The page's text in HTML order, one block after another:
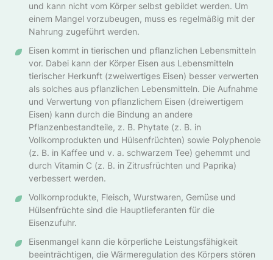
und kann nicht vom Körper selbst gebildet werden. Um
einem Mangel vorzubeugen, muss es regelmäßig mit der
Nahrung zugeführt werden.
Eisen kommt in tierischen und pflanzlichen Lebensmitteln
vor. Dabei kann der Körper Eisen aus Lebensmitteln
tierischer Herkunft (zweiwertiges Eisen) besser verwerten
als solches aus pflanzlichen Lebensmitteln. Die Aufnahme
und Verwertung von pflanzlichem Eisen (dreiwertigem
Eisen) kann durch die Bindung an andere
Pflanzenbestandteile, z. B. Phytate (z. B. in
Vollkornprodukten und Hülsenfrüchten) sowie Polyphenole
(z. B. in Kaffee und v. a. schwarzem Tee) gehemmt und
durch Vitamin C (z. B. in Zitrusfrüchten und Paprika)
verbessert werden.
Vollkornprodukte, Fleisch, Wurstwaren, Gemüse und
Hülsenfrüchte sind die Hauptlieferanten für die
Eisenzufuhr.
Eisenmangel kann die körperliche Leistungsfähigkeit
beeinträchtigen, die Wärmeregulation des Körpers stören